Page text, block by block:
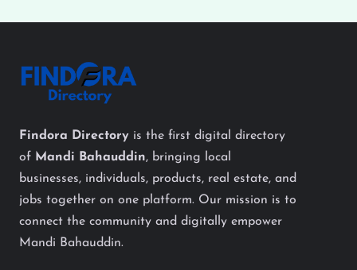
Findora Directory is the first digital directory
of Mandi Bahauddin, bringing local
businesses, individuals, products, real estate, and
jobs together on one platform. Our mission is to
connect the community and digitally empower
Mandi Bahauddin.